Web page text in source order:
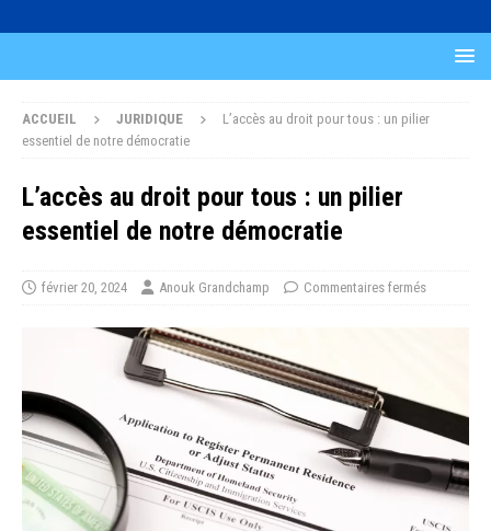
ACCUEIL JURIDIQUE
L’accès au droit pour tous : un pilier
essentiel de notre démocratie
L’accès au droit pour tous : un pilier
essentiel de notre démocratie
février 20, 2024 Anouk Grandchamp Commentaires fermés